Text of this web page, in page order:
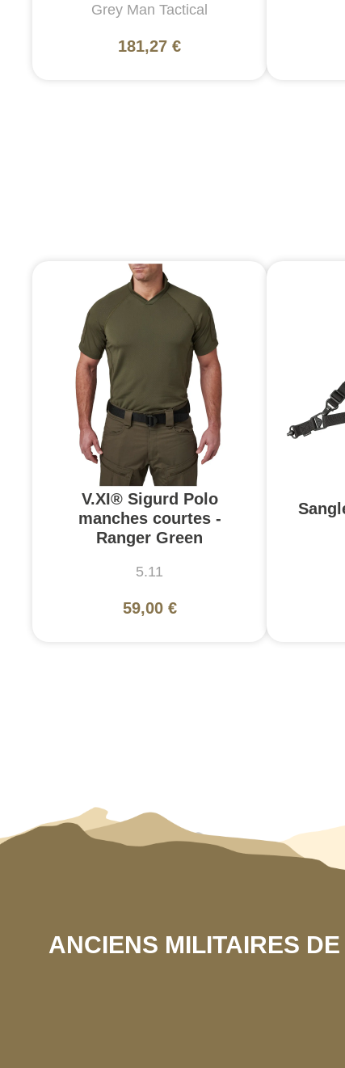
Grey Man Tactical
181,27 €
V.XI® Sigurd Polo
manches courtes -
Ranger Green
5.11
59,00 €
ANCIENS MILITAIRES